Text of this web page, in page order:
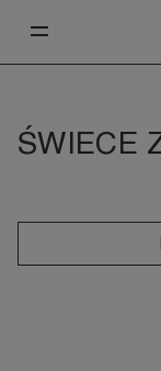
ŚWIECE